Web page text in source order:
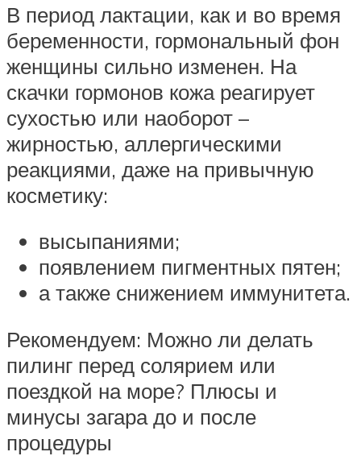
В период лактации, как и во время
беременности, гормональный фон
женщины сильно изменен. На
скачки гормонов кожа реагирует
сухостью или наоборот –
жирностью, аллергическими
реакциями, даже на привычную
косметику:
высыпаниями;
появлением пигментных пятен;
а также снижением иммунитета.
Рекомендуем: Можно ли делать
пилинг перед солярием или
поездкой на море? Плюсы и
минусы загара до и после
процедуры